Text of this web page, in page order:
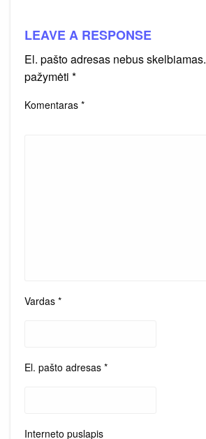
LEAVE A RESPONSE
El. pašto adresas nebus skelbiamas.
pažymėti *
Komentaras *
Vardas *
El. pašto adresas *
Interneto puslapis